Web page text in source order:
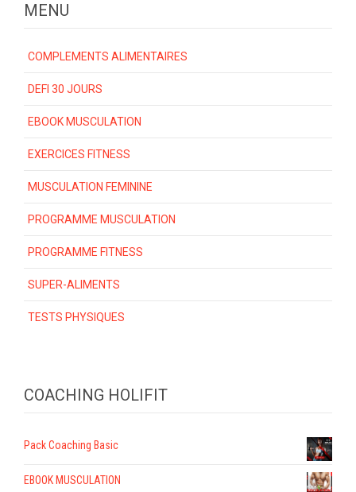
MENU
COMPLEMENTS ALIMENTAIRES
DEFI 30 JOURS
EBOOK MUSCULATION
EXERCICES FITNESS
MUSCULATION FEMININE
PROGRAMME MUSCULATION
PROGRAMME FITNESS
SUPER-ALIMENTS
TESTS PHYSIQUES
COACHING HOLIFIT
Pack Coaching Basic
EBOOK MUSCULATION